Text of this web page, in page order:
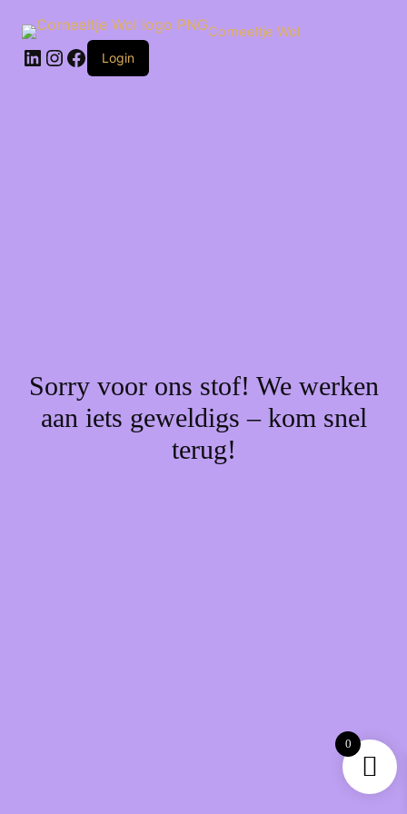
naar
inhoud
Corneeltje Wol
LinkedIn
Instagram
Facebook
Login
Sorry voor ons stof! We werken
aan iets geweldigs – kom snel
terug!
0